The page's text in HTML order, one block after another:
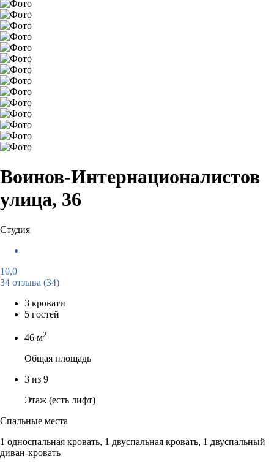
Воинов-Интернационалистов
улица, 36
Студия
10,0
34 отзыва (34)
3 кровати
5 гостей
46 м2
Общая площадь
3 из 9
Этаж (есть лифт)
Спальные места
1 односпальная кровать, 1 двуспальная кровать, 1 двуспальный
диван-кровать